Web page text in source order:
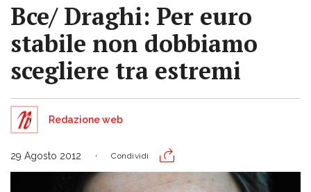
Bce/ Draghi: Per euro
stabile non dobbiamo
scegliere tra estremi
Redazione web
29 Agosto 2012 Condividi